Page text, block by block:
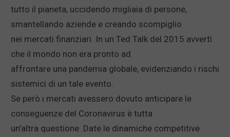
tutto il pianeta, uccidendo migliaia di persone,
smantellando aziende e creando scompiglio
nei mercati finanziari. In un Ted Talk del 2015 avvertì
che il mondo non era pronto ad
affrontare una pandemia globale, evidenziando i rischi
sistemici di un tale evento.
Se però i mercati avessero dovuto anticipare le
conseguenze del Coronavirus è tutta
un’altra questione. Date le dinamiche competitive